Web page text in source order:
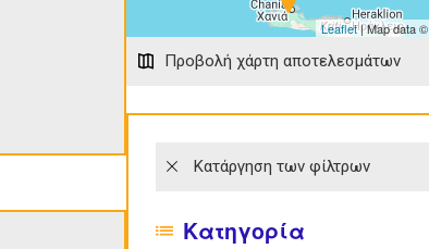
Leaflet| Map data ©
Προβολή χάρτη αποτελεσμάτων
Κατάργηση των φίλτρων
Κατηγορία